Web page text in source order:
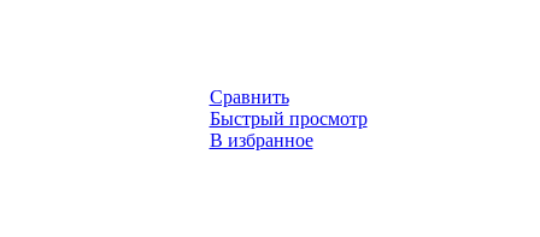
Сравнить
Быстрый просмотр
В избранное